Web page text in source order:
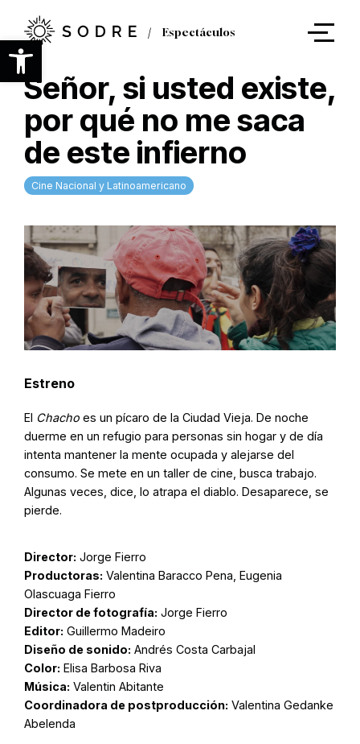
Abrir barra de herramientas
contenido
principal
Espectáculos
Señor, si usted existe,
por qué no me saca
de este infierno
Cine Nacional y Latinoamericano
Estreno
El Chacho es un pícaro de la Ciudad Vieja. De noche
duerme en un refugio para personas sin hogar y de día
intenta mantener la mente ocupada y alejarse del
consumo. Se mete en un taller de cine, busca trabajo.
Algunas veces, dice, lo atrapa el diablo. Desaparece, se
pierde.
Director: Jorge Fierro
Productoras: Valentina Baracco Pena, Eugenia
Olascuaga Fierro
Director de fotografía: Jorge Fierro
Editor: Guillermo Madeiro
Diseño de sonido: Andrés Costa Carbajal
Color: Elisa Barbosa Riva
Música: Valentin Abitante
Coordinadora de postproducción: Valentina Gedanke
Abelenda